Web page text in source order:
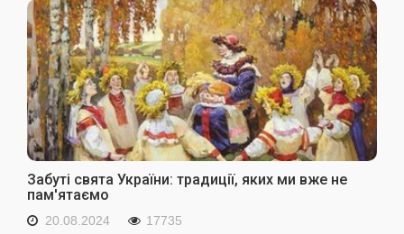
Забуті свята України: традиції, яких ми вже не
пам'ятаємо
20.08.2024 17735